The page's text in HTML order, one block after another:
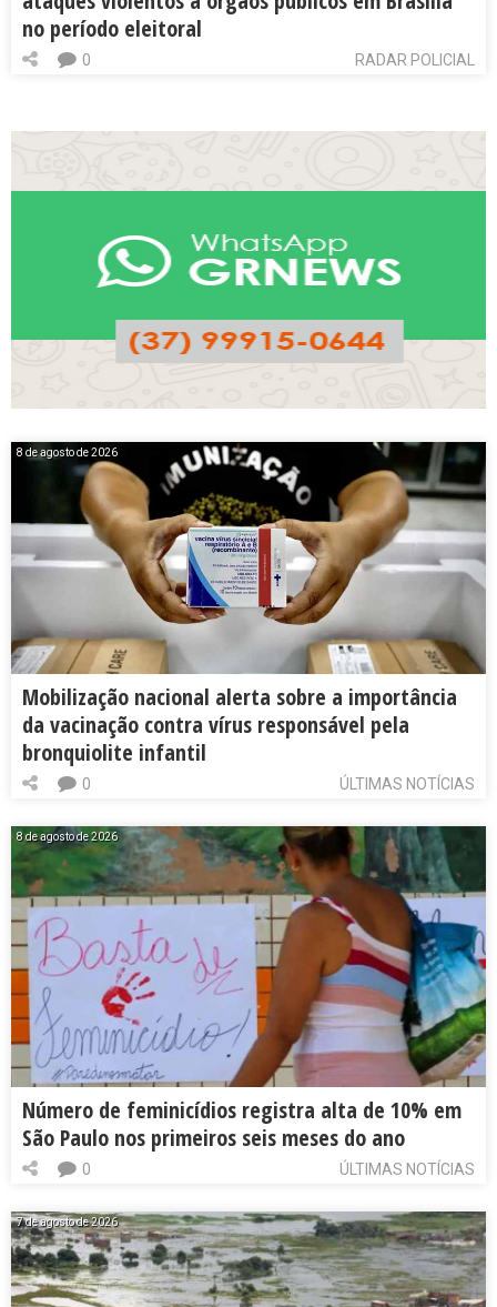
no período eleitoral
RADAR POLICIAL
0
8 de agosto de 2026
Mobilização nacional alerta sobre a importância
da vacinação contra vírus responsável pela
bronquiolite infantil
ÚLTIMAS NOTÍCIAS
0
8 de agosto de 2026
Número de feminicídios registra alta de 10% em
São Paulo nos primeiros seis meses do ano
ÚLTIMAS NOTÍCIAS
0
7 de agosto de 2026